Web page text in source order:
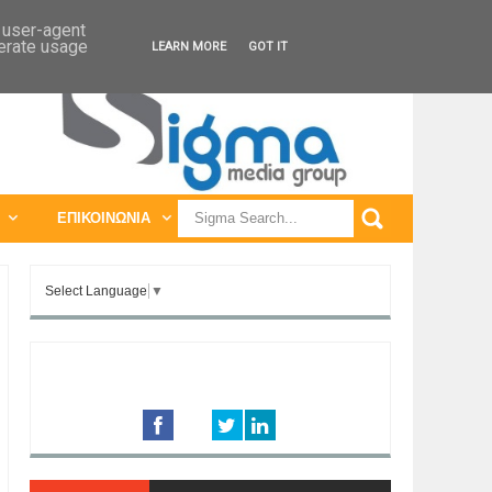
ΠΑΓΚΟΣΜΙΕΣ ΕΚΘΕΣΕΙΣ
ΕΠΙΚΟΙΝΩΝΙΑ
Select Language ▼
agent
usage LEARN MORE GOT IT